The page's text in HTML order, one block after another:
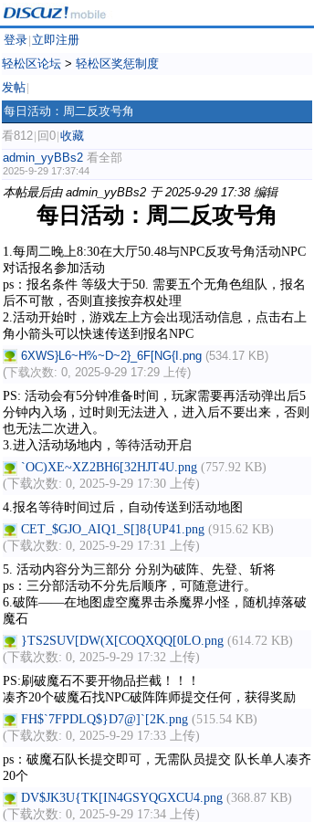
登录 立即注册
轻松区论坛 > 轻松区奖惩制度
发帖
每日活动：周二反攻号角
看812 回0 收藏
admin_yyBBs2 看全部
2025-9-29 17:37:44
本帖最后由 admin_yyBBs2 于 2025-9-29 17:38 编辑
每日活动：周二反攻号角
1.每周二晚上8:30在大厅50.48与NPC反攻号角活动NPC
对话报名参加活动
ps：报名条件 等级大于50. 需要五个无角色组队，报名
后不可散，否则直接按弃权处理
2.活动开始时，游戏左上方会出现活动信息，点击右上
角小箭头可以快速传送到报名NPC
6XWS}L6~H%~D~2}_6F[NG{I.png (534.17 KB)
(下载次数: 0, 2025-9-29 17:29 上传)
PS: 活动会有5分钟准备时间，玩家需要再活动弹出后5
分钟内入场，过时则无法进入，进入后不要出来，否则
也无法二次进入。
3.进入活动场地内，等待活动开启
`OC)XE~XZ2BH6[32HJT4U.png (757.92 KB)
(下载次数: 0, 2025-9-29 17:30 上传)
4.报名等待时间过后，自动传送到活动地图
CET_$GJO_AIQ1_S[]8{UP41.png (915.62 KB)
(下载次数: 0, 2025-9-29 17:31 上传)
5. 活动内容分为三部分 分别为破阵、先登、斩将
ps：三分部活动不分先后顺序，可随意进行。
6.破阵——在地图虚空魔界击杀魔界小怪，随机掉落破
魔石
}TS2SUV[DW(X[COQXQQ[0LO.png (614.72 KB)
(下载次数: 0, 2025-9-29 17:32 上传)
PS:刷破魔石不要开物品拦截！！！
凑齐20个破魔石找NPC破阵阵师提交任何，获得奖励
FH$`7FPDLQ$}D7@]`[2K.png (515.54 KB)
(下载次数: 0, 2025-9-29 17:33 上传)
ps：破魔石队长提交即可，无需队员提交 队长单人凑齐
20个
DV$JK3U{TK[IN4GSYQGXCU4.png (368.87 KB)
(下载次数: 0, 2025-9-29 17:34 上传)